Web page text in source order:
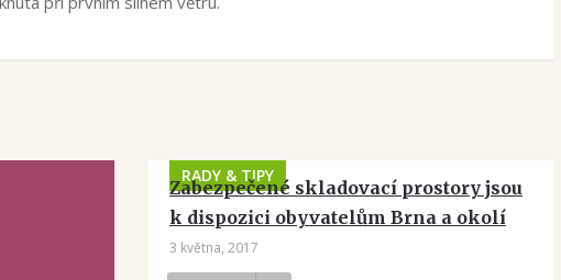
RADY & TIPY
Zabezpečené skladovací prostory jsou
k dispozici obyvatelům Brna a okolí
3 května, 2017